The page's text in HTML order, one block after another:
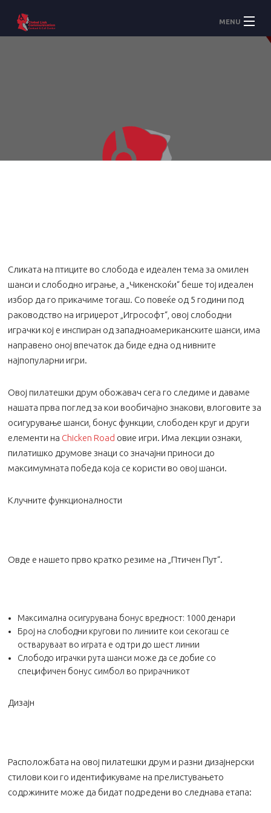
MENU
Сликата на птиците во слобода е идеален тема за омилен
шанси и слободно играње, а „Чикенскоќи“ беше тој идеален
избор да го прикачиме тогаш. Со повеќе од 5 години под
раководство на игриџерот „Игрософт“, овој слободни
играчки кој е инспиран од западноамериканските шанси, има
направено оној впечаток да биде една од нивните
најпопуларни игри.
Овој пилатешки друм обожавач сега го следиме и даваме
нашата прва поглед за кои вообичајно знакови, влоговите за
осигурување шанси, бонус функции, слободен круг и други
елементи на Chicken Road овие игри. Има лекции ознаки,
пилатишко друмове знаци со значајни приноси до
максимумната победа која се користи во овој шанси.
Клучните функционалности
Овде е нашето прво кратко резиме на „Птичен Пут“.
Максимална осигурувана бонус вредност: 1000 денари
Број на слободни кругови по линиите кои секогаш се
остваруваат во играта е од три до шест линии
Слободо играчки рута шанси може да се добие со
специфичен бонус симбол во прирачникот
Дизајн
Расположбата на овој пилатешки друм и разни дизајнерски
стилови кои го идентификуваме на прелистувањето
содржините може да бидат подредени во следнава етапа: